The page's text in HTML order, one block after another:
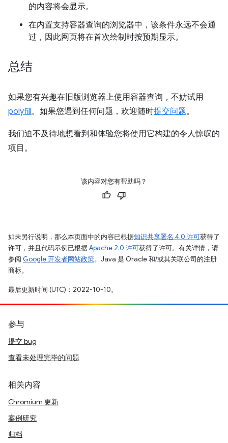
的内容将会显示。
在内置支持容器查询的浏览器中，该条件永远不会通
过，因此网页将在首次绘制时按预期显示。
总结
如果您有兴趣在旧版浏览器上使用容器查询，不妨试用
polyfill。如果您遇到任何问题，欢迎随时提交问题。
我们迫不及待地想看到和体验您将使用它构建的令人惊叹的
项目。
该内容对您有帮助吗？
如未另行说明，那么本页面中的内容已根据知识共享署名 4.0 许可获得了
许可，并且代码示例已根据Apache 2.0 许可获得了许可。有关详情，请
参阅 Google 开发者网站政策。Java 是 Oracle 和/或其关联公司的注册
商标。
最后更新时间 (UTC)：2022-10-10。
参与
提交 bug
查看未处理完毕的问题
相关内容
Chromium 更新
案例研究
归档